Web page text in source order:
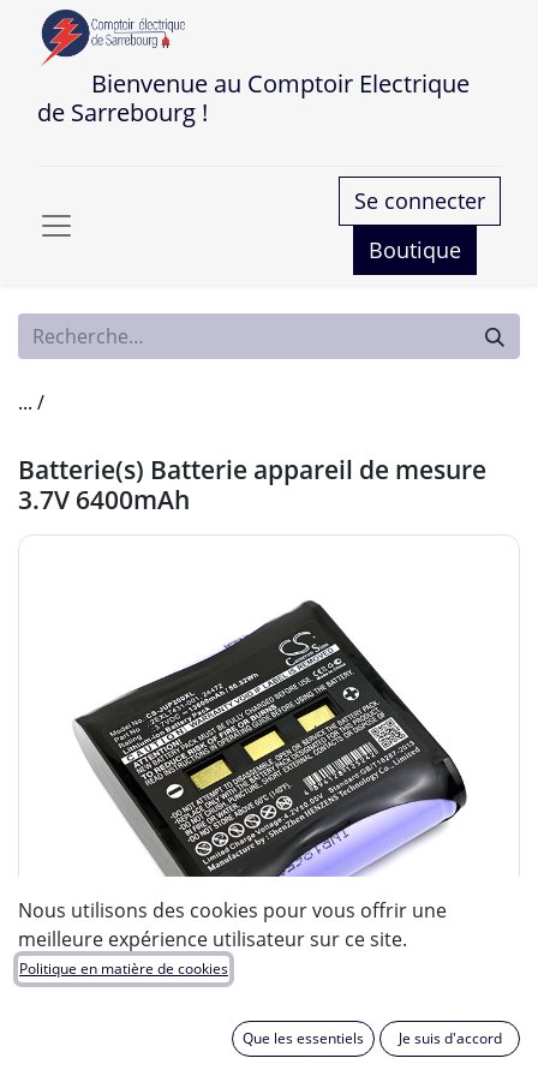
Bienvenue au Comptoir Electrique
de Sarrebourg !
Se connecter
Boutique
... /
Batterie(s) Batterie appareil de mesure
3.7V 6400mAh
Nous utilisons des cookies pour vous offrir une
meilleure expérience utilisateur sur ce site.
Politique en matière de cookies
Que les essentiels Je suis d'accord